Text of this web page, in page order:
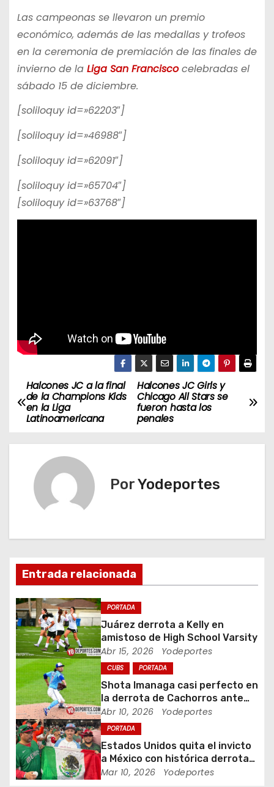
Las campeonas se llevaron un premio
económico, además de las medallas y trofeos
en la ceremonia de premiación de las finales de
invierno de la Liga San Franciscocelebradas el
sábado 15 de diciembre.
[soliloquy id=»62203″]
[soliloquy id=»46988″]
[soliloquy id=»62091″]
[soliloquy id=»65704″]
[soliloquy id=»63768″]
N
a
v
c
ó
n
d
e
e
n
t
r
Halcones JC Girls y
Chicago All Stars se
fueron hasta los
penales
Halcones JC a la final
de la Champions Kids
en la Liga
Latinoamericana
PorYodeportes
Entrada relacionada
PORTADA
Juárez derrota a Kelly en
amistoso de High School Varsity
Abr 15, 2026 Yodeportes
CUBS PORTADA
Shota Imanaga casi perfecto en
la derrota de Cachorros ante
Piratas
Abr 10, 2026 Yodeportes
PORTADA
Estados Unidos quita el invicto
a México con histórica derrota
en Clásico Mundial de Béisbol
Mar 10, 2026 Yodeportes